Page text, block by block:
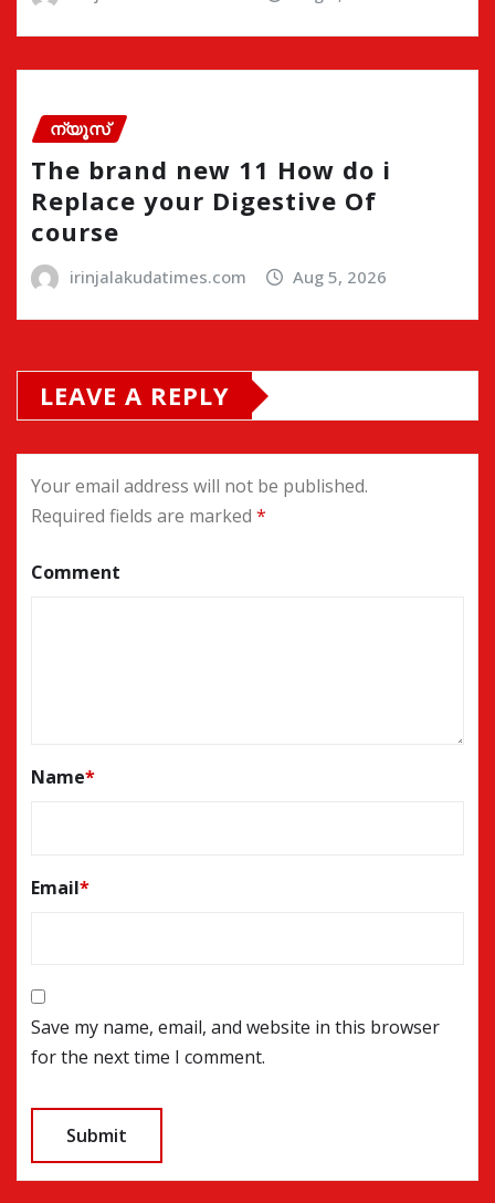
ന്യൂസ്
The brand new 11 How do i
Replace your Digestive Of
course
irinjalakudatimes.com Aug 5, 2026
LEAVE A REPLY
Your email address will not be published.
Required fields are marked *
Comment
Name*
Email*
Save my name, email, and website in this browser
for the next time I comment.